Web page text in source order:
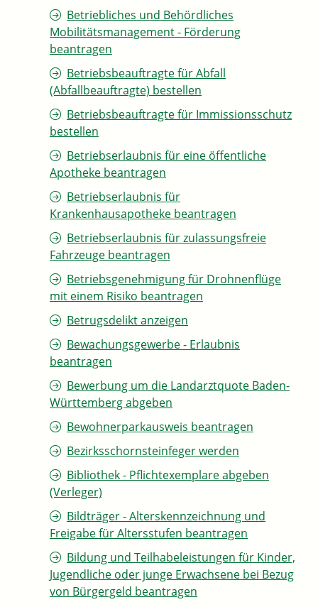
Betriebliches und Behördliches
Mobilitätsmanagement - Förderung
beantragen
Betriebsbeauftragte für Abfall
(Abfallbeauftragte) bestellen
Betriebsbeauftragte für Immissionsschutz
bestellen
Betriebserlaubnis für eine öffentliche
Apotheke beantragen
Betriebserlaubnis für
Krankenhausapotheke beantragen
Betriebserlaubnis für zulassungsfreie
Fahrzeuge beantragen
Betriebsgenehmigung für Drohnenflüge
mit einem Risiko beantragen
Betrugsdelikt anzeigen
Bewachungsgewerbe - Erlaubnis
beantragen
Bewerbung um die Landarztquote Baden-
Württemberg abgeben
Bewohnerparkausweis beantragen
Bezirksschornsteinfeger werden
Bibliothek - Pflichtexemplare abgeben
(Verleger)
Bildträger - Alterskennzeichnung und
Freigabe für Altersstufen beantragen
Bildung und Teilhabeleistungen für Kinder,
Jugendliche oder junge Erwachsene bei Bezug
von Bürgergeld beantragen